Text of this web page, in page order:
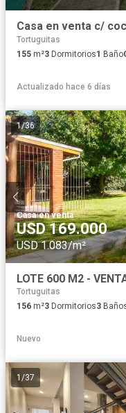
Casa en venta c/
Tortuguitas
155 m²3 Dormitorios1 Baño
Actualizado hace 6 días
1/36
Casa·en venta
USD 169.000
USD 1.083/m²
Tortuguitas
156 m²3 Dormitorios3
Nuevo
1 /37